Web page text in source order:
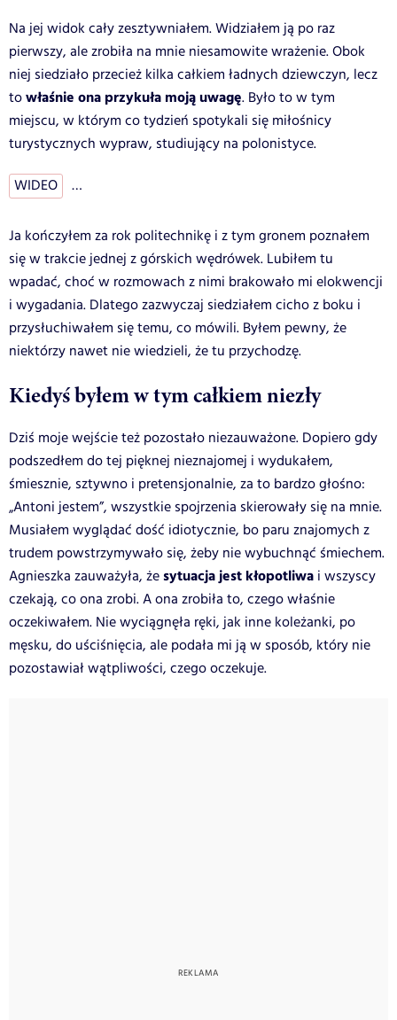
Na jej widok cały zesztywniałem. Widziałem ją po raz
pierwszy, ale zrobiła na mnie niesamowite wrażenie. Obok
niej siedziało przecież kilka całkiem ładnych dziewczyn, lecz
towłaśnie ona przykuła moją uwagę. Było to w tym
miejscu, w którym co tydzień spotykali się miłośnicy
turystycznych wypraw, studiujący na polonistyce.
WIDEO …
Ja kończyłem za rok politechnikę i z tym gronem poznałem
się w trakcie jednej z górskich wędrówek. Lubiłem tu
wpadać, choć w rozmowach z nimi brakowało mi elokwencji
i wygadania. Dlatego zazwyczaj siedziałem cicho z boku i
przysłuchiwałem się temu, co mówili. Byłem pewny, że
niektórzy nawet nie wiedzieli, że tu przychodzę.
Kiedyś byłem w tym całkiem niezły
Dziś moje wejście też pozostało niezauważone. Dopiero gdy
podszedłem do tej pięknej nieznajomej i wydukałem,
śmiesznie, sztywno i pretensjonalnie, za to bardzo głośno:
„Antoni jestem”, wszystkie spojrzenia skierowały się na mnie.
Musiałem wyglądać dość idiotycznie, bo paru znajomych z
trudem powstrzymywało się, żeby nie wybuchnąć śmiechem.
Agnieszka zauważyła, żesytuacja jest kłopotliwa i wszyscy
czekają, co ona zrobi. A ona zrobiła to, czego właśnie
oczekiwałem. Nie wyciągnęła ręki, jak inne koleżanki, po
męsku, do uściśnięcia, ale podała mi ją w sposób, który nie
pozostawiał wątpliwości, czego oczekuje.